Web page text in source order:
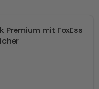
Premium mit FoxEss